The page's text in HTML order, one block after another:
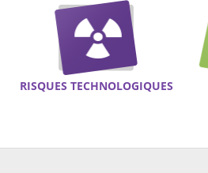
RISQUES TECHNOLOGIQUES